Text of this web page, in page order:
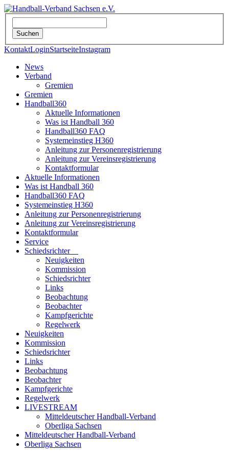
KontaktLoginStartseiteInstagram
News
Verband
Gremien
Gremien
Handball360
Aktuelle Informationen
Was ist Handball 360
Handball360 FAQ
Systemeinstieg H360
Anleitung zur Personenregistrierung
Anleitung zur Vereinsregistrierung
Kontaktformular
Aktuelle Informationen
Was ist Handball 360
Handball360 FAQ
Systemeinstieg H360
Anleitung zur Personenregistrierung
Anleitung zur Vereinsregistrierung
Kontaktformular
Service
Schiedsrichter
Neuigkeiten
Kommission
Schiedsrichter
Links
Beobachtung
Beobachter
Kampfgerichte
Regelwerk
Neuigkeiten
Kommission
Schiedsrichter
Links
Beobachtung
Beobachter
Kampfgerichte
Regelwerk
LIVESTREAM
Mitteldeutscher Handball-Verband
Oberliga Sachsen
Mitteldeutscher Handball-Verband
Oberliga Sachsen